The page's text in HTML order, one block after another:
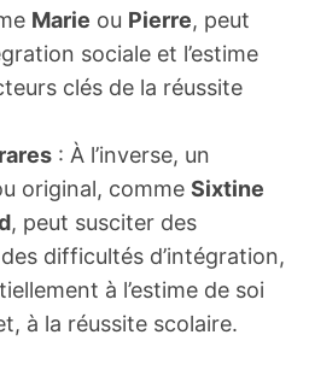
Marie ou Pierre, peut
sociale et l’estime
clés de la réussite
: À l’inverse, un
original, comme Sixtine
, peut susciter des
difficultés d’intégration,
à l’estime de soi
à la réussite scolaire.